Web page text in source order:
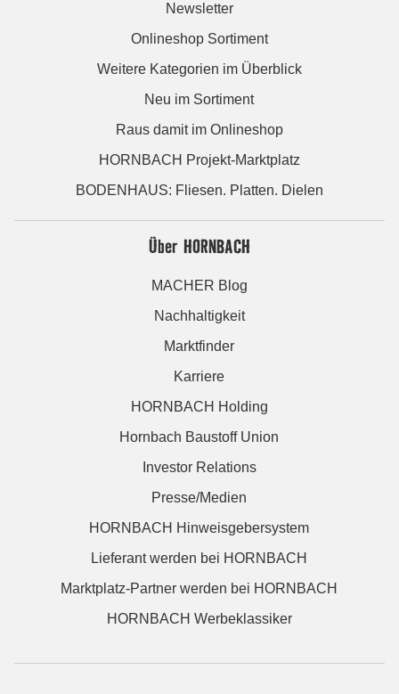
Newsletter
Onlineshop Sortiment
Weitere Kategorien im Überblick
Neu im Sortiment
Raus damit im Onlineshop
HORNBACH Projekt-Marktplatz
BODENHAUS: Fliesen. Platten. Dielen
Über HORNBACH
MACHER Blog
Nachhaltigkeit
Marktfinder
Karriere
HORNBACH Holding
Hornbach Baustoff Union
Investor Relations
Presse/Medien
HORNBACH Hinweisgebersystem
Lieferant werden bei HORNBACH
Marktplatz-Partner werden bei HORNBACH
HORNBACH Werbeklassiker